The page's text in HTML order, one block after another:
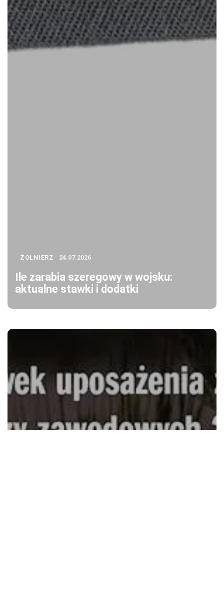
ŻOŁNIERZ 24.07.2026
Ile zarabia szeregowy w wojsku:
aktualne stawki i dodatki